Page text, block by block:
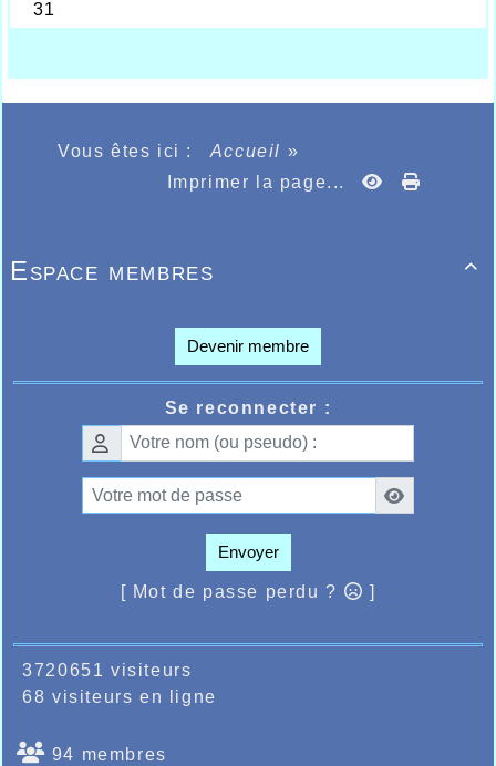
Bon courage et bonne chance à Pascale.
Allez Go Go Go !!!
Vous êtes ici : Accueil »
Imprimer la page...

Espace membres
Devenir membre
Se reconnecter :
Envoyer
[ Mot de passe perdu ? ]
3720651 visiteurs
68 visiteurs en ligne
94 membres